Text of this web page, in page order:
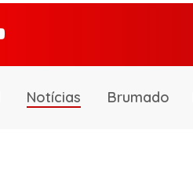
Notícias Brumado